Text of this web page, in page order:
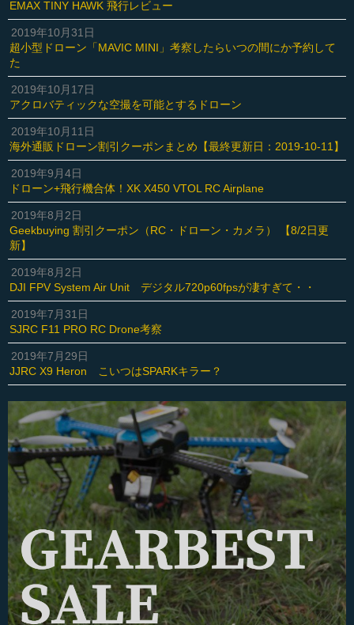
EMAX TINY HAWK 飛行レビュー
2019年10月31日
超小型ドローン「MAVIC MINI」考察したらいつの間にか予約して
た
2019年10月17日
アクロバティックな空撮を可能とするドローン
2019年10月11日
海外通販ドローン割引クーポンまとめ【最終更新日：2019-10-11】
2019年9月4日
ドローン+飛行機合体！XK X450 VTOL RC Airplane
2019年8月2日
Geekbuying 割引クーポン（RC・ドローン・カメラ） 【8/2日更
新】
2019年8月2日
DJI FPV System Air Unit デジタル720p60fpsが凄すぎて・・
2019年7月31日
SJRC F11 PRO RC Drone考察
2019年7月29日
JJRC X9 Heron こいつはSPARKキラー？